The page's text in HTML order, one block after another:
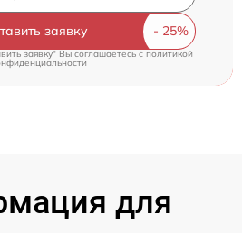
заявку
заявку" Вы соглашаетесь c политикой
для